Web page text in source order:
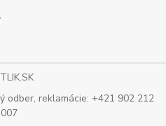
odber, reklamácie: +421 902 212
007